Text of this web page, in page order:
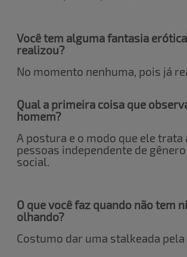
Você tem alguma fantasia
realizou?
No momento nenhuma, pois já
Qual a primeira coisa que
homem?
A postura e o modo que ele trata
pessoas independente de
social.
O que você faz quando não tem
olhando?
Costumo dar uma stalkeada